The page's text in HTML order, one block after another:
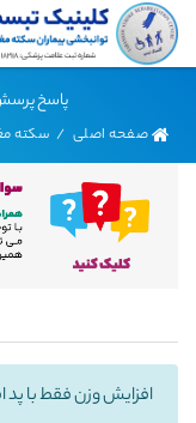
پاسخ
صفحه اصلی / سکته
افزایش وزن فقط با پد